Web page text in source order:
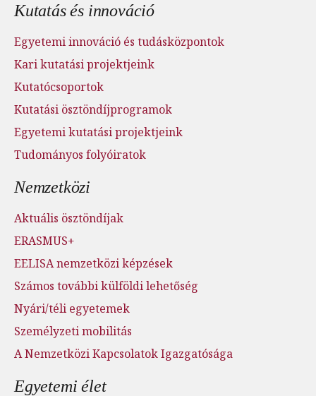
Kutatás és innováció
Egyetemi innováció és tudásközpontok
Kari kutatási projektjeink
Kutatócsoportok
Kutatási ösztöndíjprogramok
Egyetemi kutatási projektjeink
Tudományos folyóiratok
Nemzetközi
Aktuális ösztöndíjak
ERASMUS+
EELISA nemzetközi képzések
Számos további külföldi lehetőség
Nyári/téli egyetemek
Személyzeti mobilitás
A Nemzetközi Kapcsolatok Igazgatósága
Egyetemi élet